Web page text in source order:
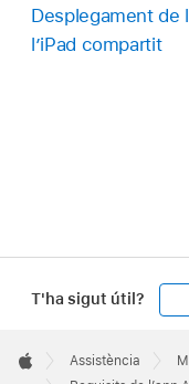
Desplegament de
l’iPad compartit
T'ha sigut útil?
Footer

Apple
Assistència